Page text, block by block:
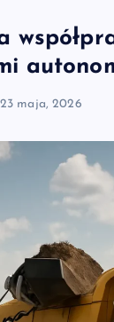
23 maja, 2026